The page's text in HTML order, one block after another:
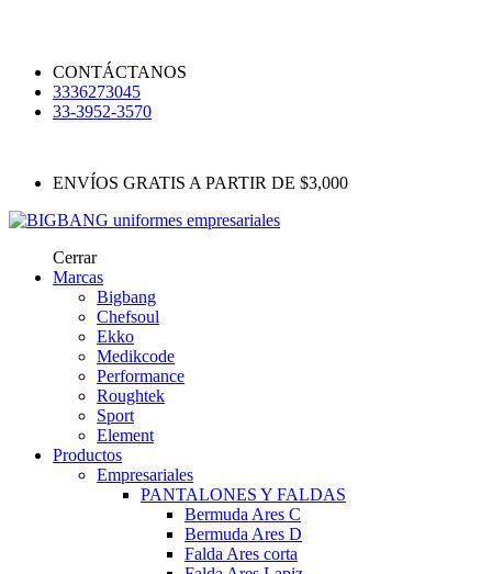
CONTÁCTANOS
3336273045
33-3952-3570
ENVÍOS GRATIS A PARTIR DE $3,000
Cerrar
Marcas
Bigbang
Chefsoul
Ekko
Medikcode
Performance
Roughtek
Sport
Element
Productos
Empresariales
PANTALONES Y FALDAS
Bermuda Ares C
Bermuda Ares D
Falda Ares corta